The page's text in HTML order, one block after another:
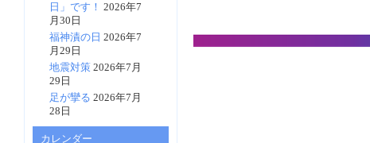
日」です！ 2026年7
月30日
福神漬の日 2026年7
月29日
地震対策 2026年7月
29日
足が攣る 2026年7月
28日
カレンダー